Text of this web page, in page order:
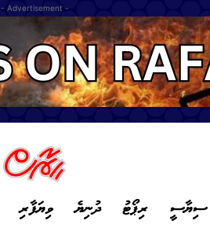
- Advertisement -
ވިޔަފާރި ދުނިޔެ ރިޕޯޓު ސިޔާސީ